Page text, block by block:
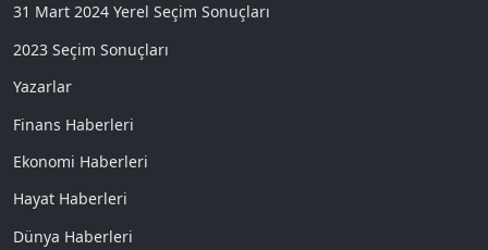
31 Mart 2024 Yerel Seçim Sonuçları
2023 Seçim Sonuçları
Yazarlar
Finans Haberleri
Ekonomi Haberleri
Hayat Haberleri
Dünya Haberleri